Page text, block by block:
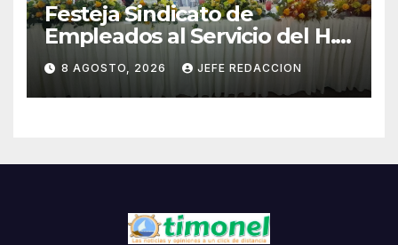
Festeja Sindicato de
Empleados al Servicio del H.
Ayuntamiento de LZC Día del
Empleado Municipal
8 AGOSTO, 2026 JEFE REDACCION